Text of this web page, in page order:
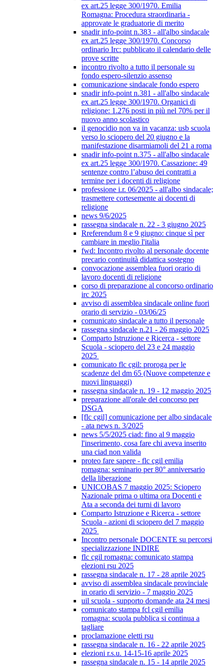
ex art.25 legge 300/1970. Emilia
Romagna: Procedura straordinaria -
approvate le graduatorie di merito
snadir info-point n.383 - all'albo sindacale
ex art.25 legge 300/1970. Concorso
ordinario Irc: pubblicato il calendario delle
prove scritte
incontro rivolto a tutto il personale su
fondo espero-silenzio assenso
comunicazione sindacale fondo espero
snadir info-point n.381 - all'albo sindacale
ex art.25 legge 300/1970. Organici di
religione: 1.276 posti in più nel 70% per il
nuovo anno scolastico
il genocidio non va in vacanza: usb scuola
verso lo sciopero del 20 giugno e la
manifestazione disarmiamoli del 21 a roma
snadir info-point n.375 - all'albo sindacale
ex art.25 legge 300/1970. Cassazione: 49
sentenze contro l’abuso dei contratti a
termine per i docenti di religione
professione i.r. 06/2025 - all'albo sindacale;
trasmettere cortesemente ai docenti di
religione
news 9/6/2025
rassegna sindacale n. 22 - 3 giugno 2025
Rreferendum 8 e 9 giugno: cinque sì per
cambiare in meglio l'italia
fwd: Incontro rivolto al personale docente
precario continuità didattica sostegno
convocazione assemblea fuori orario di
lavoro docenti di religione
corso di preparazione al concorso ordinario
irc 2025
avviso di assemblea sindacale online fuori
orario di servizio - 03/06/25
comunicato sindacale a tutto il personale
rassegna sindacale n.21 - 26 maggio 2025
Comparto Istruzione e Ricerca - settore
Scuola - sciopero del 23 e 24 maggio
2025
comunicato flc cgil: proroga per le
scadenze del dm 65 (Nuove competenze e
nuovi linguaggi)
rassegna sindacale n. 19 - 12 maggio 2025
preparazione all'orale del concorso per
DSGA
[flc cgil] comunicazione per albo sindacale
- ata news n. 3/2025
news 5/5/2025 ciad: fino al 9 maggio
l'inserimento, cosa fare chi aveva inserito
una ciad non valida
proteo fare sapere - flc cgil emilia
romagna: seminario per 80° anniversario
della liberazione
UNICOBAS 7 maggio 2025: Sciopero
Nazionale prima o ultima ora Docenti e
Ata a seconda dei turni di lavoro
Comparto Istruzione e Ricerca - settore
Scuola - azioni di sciopero del 7 maggio
2025
Incontro personale DOCENTE su percorsi
specializzazione INDIRE
flc cgil romagna: comunicato stampa
elezioni rsu 2025
rassegna sindacale n. 17 - 28 aprile 2025
avviso di assemblea sindacale provinciale
in orario di servizio - 7 maggio 2025
uil scuola - supporto domande ata 24 mesi
comunicato stampa fcl cgil emilia
romagna: scuola pubblica si continua a
tagliare
proclamazione eletti rsu
rassegna sindacale n. 16 - 22 aprile 2025
elezioni r.s.u. 14-15-16 aprile 2025
rassegna sindacale n. 15 - 14 aprile 2025